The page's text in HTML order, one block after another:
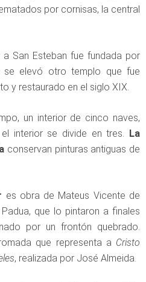
por cornisas, la central
San Esteban fue fundada por
se elevó otro templo que fue
y restaurado en el siglo XIX.
un interior de cinco naves,
interior se divide en tres. La
conservan pinturas antiguas de
es obra de Mateus Vicente de
que lo pintaron a finales
por un frontón quebrado.
que representa a Cristo
, realizada por José Almeida.